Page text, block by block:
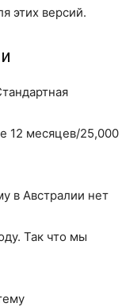
этих версий.
12 месяцев/25,000
в Австралии нет
Так что мы